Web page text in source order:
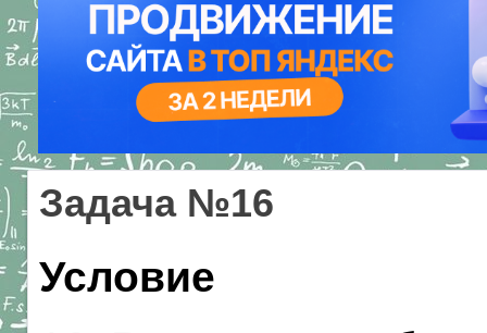
Задача №16
Условие